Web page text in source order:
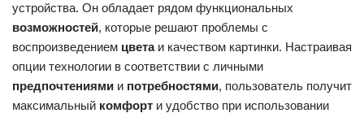
устройства. Он обладает рядом функциональных
возможностей, которые решают проблемы с
воспроизведением цветаи качеством картинки. Настраивая
опции технологии в соответствии с личными
предпочтениями и потребностями, пользователь получит
максимальный комфорт и удобство при использовании